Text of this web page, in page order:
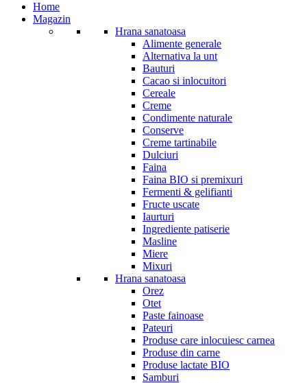
Home
Magazin
Hrana sanatoasa
Alimente generale
Alternativa la unt
Bauturi
Cacao si inlocuitori
Cereale
Creme
Condimente naturale
Conserve
Creme tartinabile
Dulciuri
Faina
Faina BIO si premixuri
Fermenti & gelifianti
Fructe uscate
Iaurturi
Ingrediente patiserie
Masline
Miere
Mixuri
Hrana sanatoasa
Orez
Otet
Paste fainoase
Pateuri
Produse care inlocuiesc carnea
Produse din carne
Produse lactate BIO
Samburi